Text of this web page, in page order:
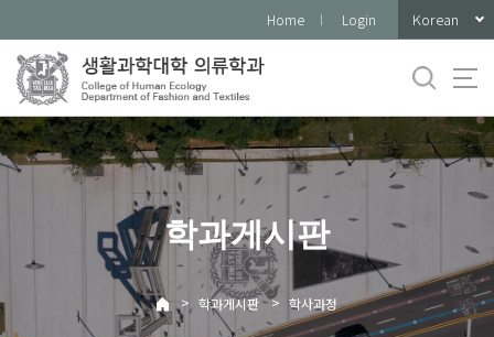
로
메
뉴
Home Login Korean
학과게시판
> 학과게시판 > 학사과정